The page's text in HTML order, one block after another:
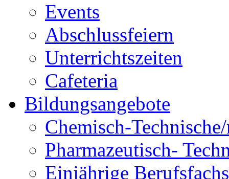
Events
Abschlussfeiern
Unterrichtszeiten
Cafeteria
Bildungsangebote
Chemisch-
Pharmazeutisch-
Einjährige